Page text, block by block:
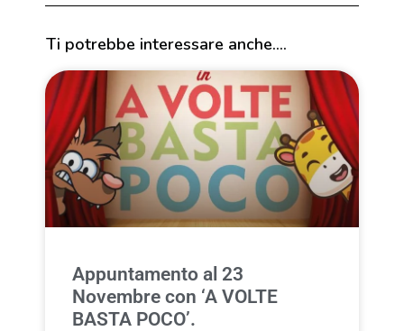
Ti potrebbe interessare anche....
Appuntamento al 23
Novembre con ‘A VOLTE
BASTA POCO’.